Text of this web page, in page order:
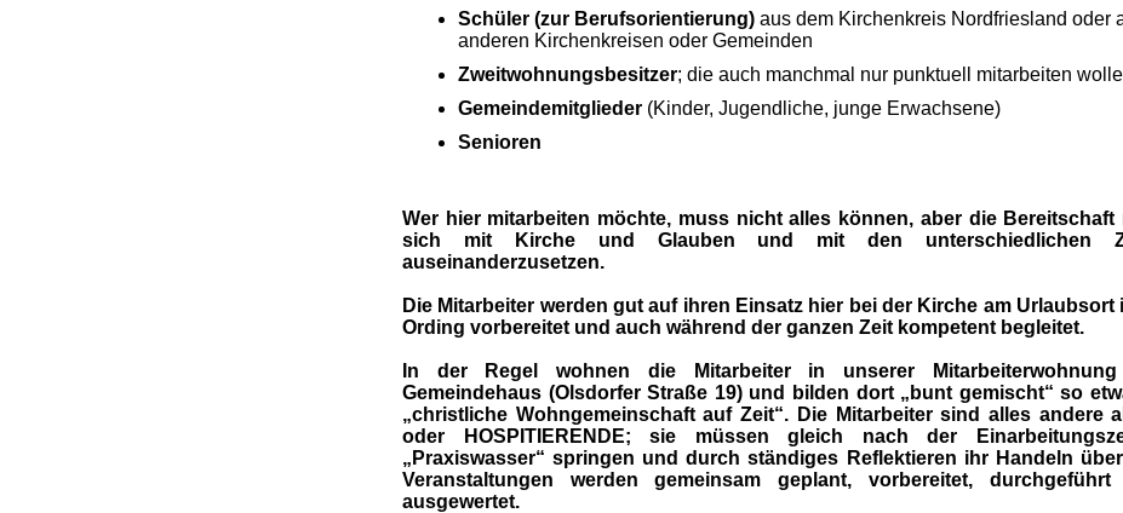
Schüler (zur Berufsorientierung) aus dem Kirchenkreis Nordfriesland oder
anderen Kirchenkreisen oder Gemeinden
Zweitwohnungsbesitzer; die auch manchmal nur punktuell mitarbeiten
Gemeindemitglieder (Kinder, Jugendliche, junge Erwachsene)
Senioren
Wer hier mitarbeiten möchte, muss nicht alles können, aber die Bereitschaft
sich mit Kirche und Glauben und mit den unterschiedlichen
auseinanderzusetzen.
Die Mitarbeiter werden gut auf ihren Einsatz hier bei der Kirche am Urlaubsort
Ording vorbereitet und auch während der ganzen Zeit kompetent begleitet.
In der Regel wohnen die Mitarbeiter in unserer
Gemeindehaus (Olsdorfer Straße 19) und bilden dort „bunt gemischt“ so
„christliche Wohngemeinschaft auf Zeit“. Die Mitarbeiter sind alles andere
oder HOSPITIERENDE; sie müssen gleich nach der
„Praxiswasser“ springen und durch ständiges Reflektieren ihr Handeln
Veranstaltungen werden gemeinsam geplant, vorbereitet,
ausgewertet.